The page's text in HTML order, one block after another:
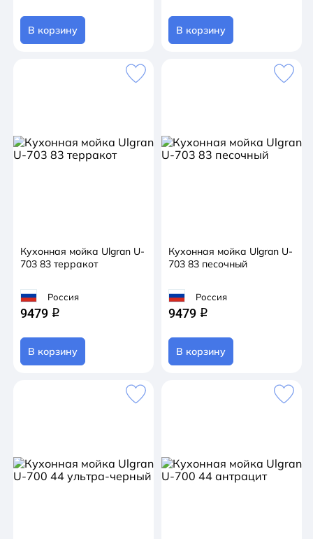
В корзину В корзину
Кухонная мойка Ulgran U-
703 83 терракот
Россия
9479 q
В корзину
Кухонная мойка Ulgran U-
703 83 песочный
Россия
9479 q
В корзину